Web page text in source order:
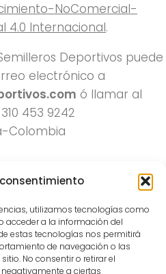
utilizamos tecnologías como
acceder a la información del
estas tecnologías nos permitirá
de navegación o las
No consentir o retirar el
a ciertas
NoComercial-
4.0 Internacional.
Deportivos puede
electrónico a
ó llamar al
453 9242
Colombia
reservados 2022.